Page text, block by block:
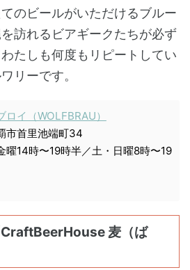
のビールがいただけるブルー
訪れるビアギークたちが必ず
たしも何度もリピートしてい
リーです。
ロイ（WOLFBRAU）
市首里池端町34
曜14時〜19時半／土・日曜8時〜19
麦（ば